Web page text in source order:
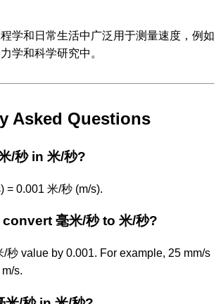
学和日常生活中广泛用于测量速度，例如
学和科学研究中。
Asked Questions
/秒 in 米/秒?
= 0.001 米/秒 (m/s).
毫米/秒 to 米/秒?
/秒 value by 0.001. For example, 25 mm/s
s.